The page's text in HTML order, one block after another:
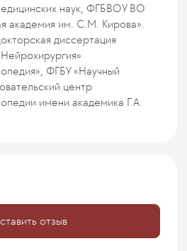
наук, ФГБВОУ ВО
академия им. С.М. Кирова».
диссертация
ФГБУ «Научный
центр
имени академика Г.А.
отзыв